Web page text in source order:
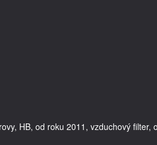
HB, od roku 2011, vzduchový